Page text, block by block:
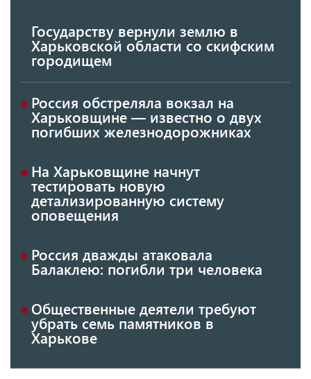
Государству вернули землю в
Харьковской области со скифским
городищем
Россия обстреляла вокзал на
Харьковщине — известно о двух
погибших железнодорожниках
На Харьковщине начнут
тестировать новую
детализированную систему
оповещения
Россия дважды атаковала
Балаклею: погибли три человека
Общественные деятели требуют
убрать семь памятников в
Харькове